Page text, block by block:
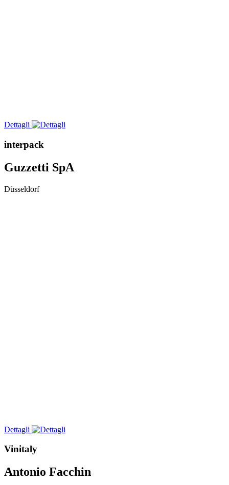
Dettagli
interpack
Guzzetti SpA
Düsseldorf
Dettagli
Vinitaly
Antonio Facchin